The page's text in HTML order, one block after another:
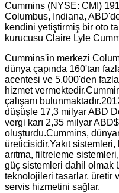
Cummins (NYSE: CMI)
Columbus, Indiana,
kendini yetiştirmiş bir oto
kurucusu Claire Lyle
Cummins'in merkezi
dünya çapında 160'tan
acentesi ve 5.000'den
hizmet
çalışanı
düşüşle 17,3 milyar ABD
vergi karı 2,35 milyar
oluşturdu.Cummins,
üreticisidir.Yakıt
arıtma, filtreleme
güç sistemleri dahil olmak
teknolojileri tasarlar, üretir
servis hizmetini sağlar.